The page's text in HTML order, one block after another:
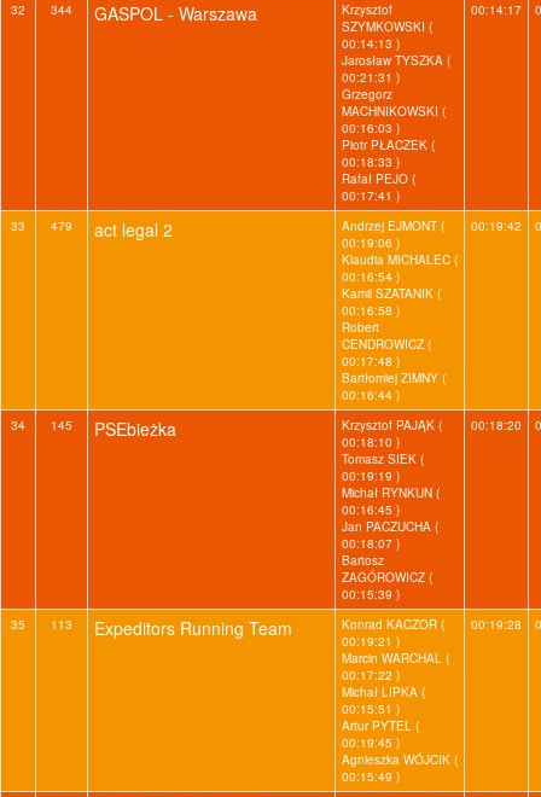
32 344 GASPOL - Warszawa
Krzysztof
SZYMKOWSKI (
00:14:13 )
Jarosław TYSZKA (
00:21:31 )
Grzegorz
MACHNIKOWSKI (
00:16:03 )
Piotr PŁACZEK (
00:18:33 )
Rafał PEJO (
00:17:41 )
00:14:17
33 479 act legal 2
Andrzej EJMONT (
00:19:06 )
Klaudia MICHALEC (
00:16:54 )
Kamil SZATANIK (
00:16:58 )
Robert
CENDROWICZ (
00:17:48 )
Bartłomiej ZIMNY (
00:16:44 )
00:19:42
34 145 PSEbieżka
Krzysztof PAJĄK (
00:18:10 )
Tomasz SIEK (
00:19:19 )
Michał RYNKUN (
00:16:45 )
Jan PACZUCHA (
00:18:07 )
Bartosz
ZAGÓROWICZ (
00:15:39 )
00:18:20
35 113 Expeditors Running Team
Konrad KACZOR (
00:19:21 )
Marcin WARCHAL (
00:17:22 )
Michał LIPKA (
00:15:51 )
Artur PYTEL (
00:19:45 )
Agnieszka WÓJCIK (
00:15:49 )
00:19:28